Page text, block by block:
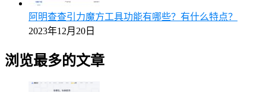
阿明查查引力魔方工具功能有哪些？有什么特点？
2023年12月20日
浏览最多的文章